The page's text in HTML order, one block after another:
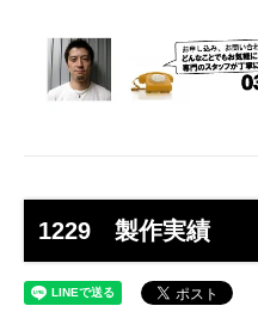
1229 製作実績